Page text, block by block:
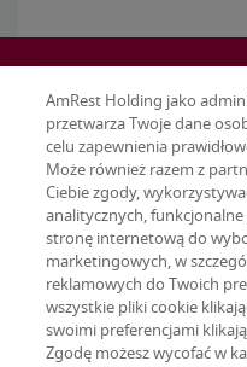
AmRest Holding jako
przetwarza Twoje dane
celu zapewnienia
Może również razem z
Ciebie zgody,
analitycznych,
stronę internetową do
marketingowych, w
reklamowych do Twoich
wszystkie pliki cookie
swoimi preferencjami
Zgodę możesz wycofać w